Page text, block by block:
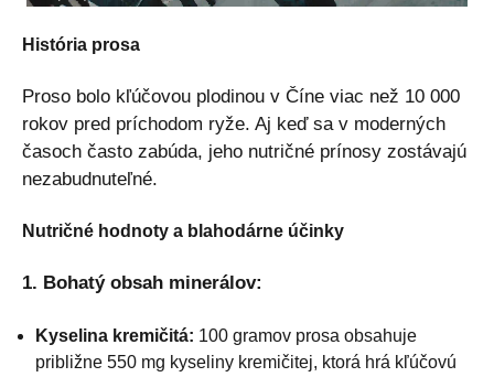
História prosa
Proso bolo kľúčovou plodinou v Číne viac než 10 000
rokov pred príchodom ryže. Aj keď sa v moderných
časoch často zabúda, jeho nutričné prínosy zostávajú
nezabudnuteľné.
Nutričné hodnoty a blahodárne účinky
1. Bohatý obsah minerálov:
Kyselina kremičitá: 100 gramov prosa obsahuje
približne 550 mg kyseliny kremičitej, ktorá hrá kľúčovú